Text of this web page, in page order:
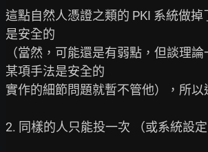
這點自然人憑證之類的 PKI 系統做掉
是安全的
（當然，可能還是有弱點，但談理
某項手法是安全的
實作的細節問題就暫不管他），所以
2. 同樣的人只能投一次 （或系統設定